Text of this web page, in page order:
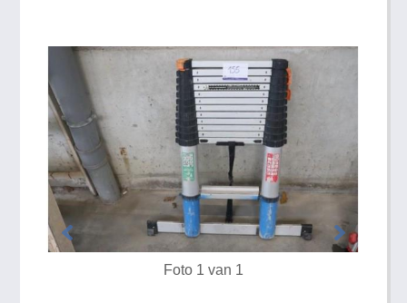
Foto 1 van 1